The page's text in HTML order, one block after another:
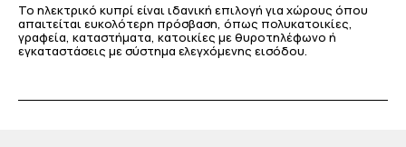
Το ηλεκτρικό κυπρί είναι ιδανική επιλογή για χώρους όπου
απαιτείται ευκολότερη πρόσβαση, όπως πολυκατοικίες,
γραφεία, καταστήματα, κατοικίες με θυροτηλέφωνο ή
εγκαταστάσεις με σύστημα ελεγχόμενης εισόδου.